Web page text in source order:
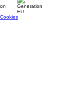
Cookies